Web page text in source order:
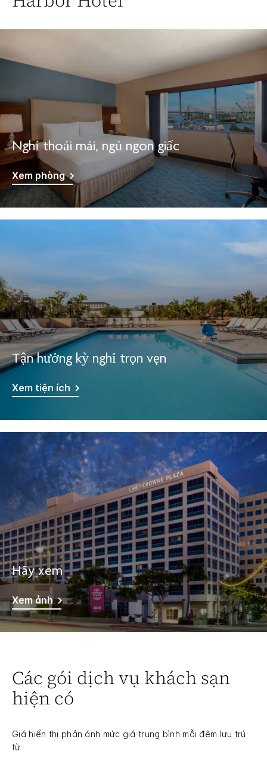
Nghỉ thoải mái, ngủ ngon giấc
Xem phòng
Tận hưởng kỳ nghỉ trọn vẹn
Xem tiện ích
Hãy xem
Xem ảnh
Các gói dịch vụ khách sạn
hiện có
Giá hiển thị phản ánh mức giá trung bình mỗi đêm lưu trú
từ